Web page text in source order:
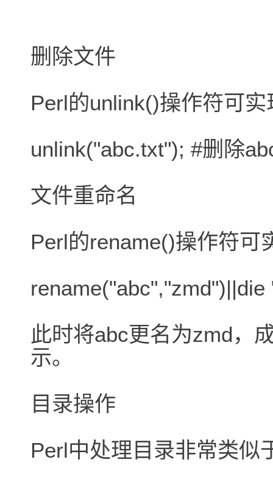
删除文件
Perl的unlink()操作符可
unlink("abc.txt"); #删除
文件重命名
Perl的rename()操作符可
此时将abc更名为zmd，
示。
目录操作
Perl中处理目录非常类似